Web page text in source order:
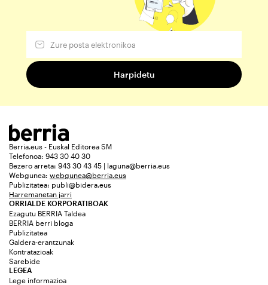
Berria.eus - Euskal Editorea SM
Telefonoa: 943 30 40 30
Bezero arreta: 943 30 43 45 | laguna@berria.eus
Webgunea: webgunea@berria.eus
Publizitatea: publi@bidera.eus
Harremanetan jarri
ORRIALDE KORPORATIBOAK
Ezagutu BERRIA Taldea
BERRIA berri bloga
Publizitatea
Galdera-erantzunak
Kontratazioak
Sarebide
LEGEA
Lege informazioa